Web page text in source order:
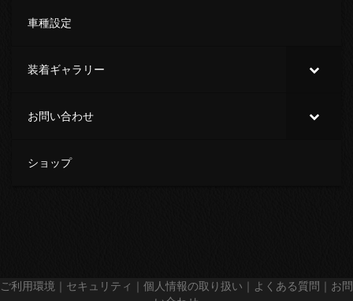
車種設定
装着ギャラリー
お問い合わせ
ショップ
ご利用環境 ｜ セキュリティ ｜ 個人情報の取り扱い ｜ よくある質問 ｜ お問